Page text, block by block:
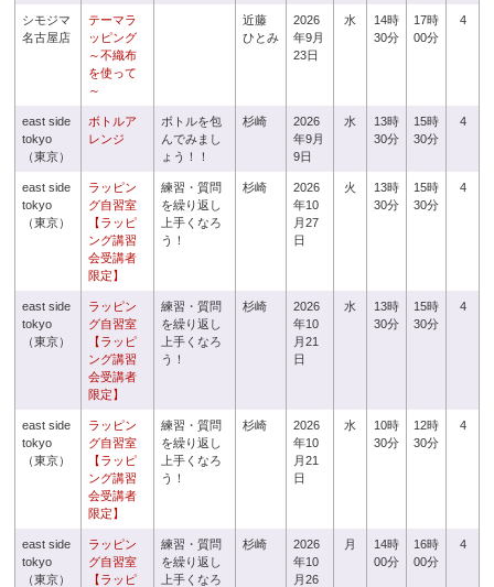
シモジマ
名古屋店
テーマラ
ッピング
～不織布
を使って
～
近藤
ひとみ
2026
年9月
23日
水
14時
30分
17時
00分
4
east side
tokyo
（東京）
ボトルア
レンジ
ボトルを包
んでみまし
ょう！！
杉崎
2026
年9月
9日
水
13時
30分
15時
30分
4
east side
tokyo
（東京）
ラッピン
グ自習室
【ラッピ
ング講習
会受講者
限定】
練習・質問
を繰り返し
上手くなろ
う！
杉崎
2026
年10
月27
日
火
13時
30分
15時
30分
4
east side
tokyo
（東京）
ラッピン
グ自習室
【ラッピ
ング講習
会受講者
限定】
練習・質問
を繰り返し
上手くなろ
う！
杉崎
2026
年10
月21
日
水
13時
30分
15時
30分
4
east side
tokyo
（東京）
ラッピン
グ自習室
【ラッピ
ング講習
会受講者
限定】
練習・質問
を繰り返し
上手くなろ
う！
杉崎
2026
年10
月21
日
水
10時
30分
12時
30分
4
east side
tokyo
（東京）
ラッピン
グ自習室
【ラッピ
練習・質問
を繰り返し
上手くなろ
杉崎
2026
年10
月26
月
14時
00分
16時
00分
4